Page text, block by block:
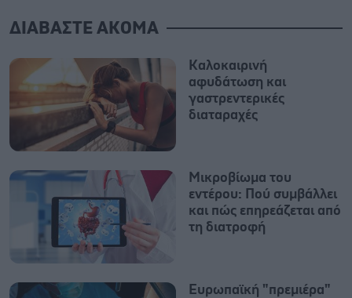
ΔΙΑΒΑΣΤΕ ΑΚΟΜΑ
Καλοκαιρινή
αφυδάτωση και
γαστρεντερικές
διαταραχές
Μικροβίωμα του
εντέρου: Πού συμβάλλει
και πώς επηρεάζεται από
τη διατροφή
Ευρωπαϊκή "πρεμιέρα"